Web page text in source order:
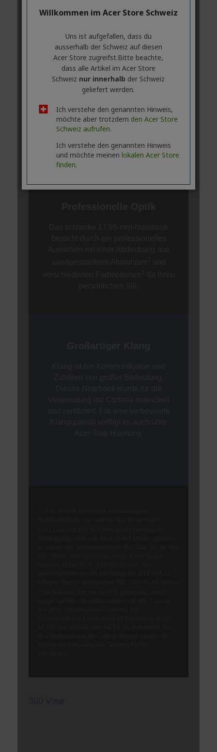
Willkommen im Acer Store Schweiz
Uns ist aufgefallen, dass du
ausserhalb ​der Schweiz auf diesen
Acer Store zugreifst.​Bitte beachte,
dass alle Artikel im Acer Store
Schweiz nur innerhalb der Schweiz
geliefert werden.
Ich verstehe den genannten Hinweis,
möchte aber trotzdem den Acer Store
Schweiz aufrufen.
Ich verstehe den genannten Hinweis
und möchte meinen lokalen Acer Store
finden.